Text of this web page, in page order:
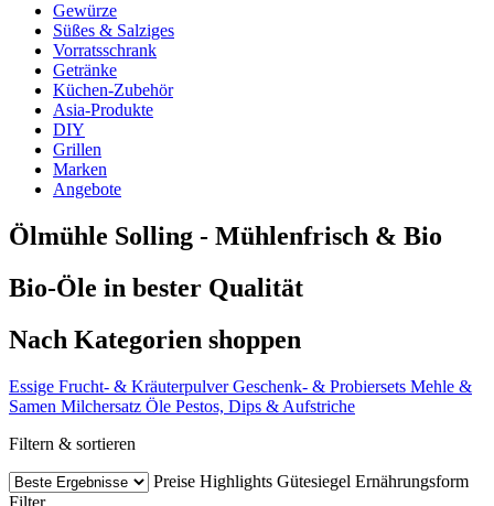
Gewürze
Süßes & Salziges
Vorratsschrank
Getränke
Küchen-Zubehör
Asia-Produkte
DIY
Grillen
Marken
Angebote
Ölmühle Solling - Mühlenfrisch & Bio
Bio-Öle in bester Qualität
Nach Kategorien shoppen
Essige Frucht- & Kräuterpulver Geschenk- & Probiersets Mehle &
Samen Milchersatz Öle Pestos, Dips & Aufstriche
Filtern & sortieren
Preise Highlights Gütesiegel Ernährungsform
Filter